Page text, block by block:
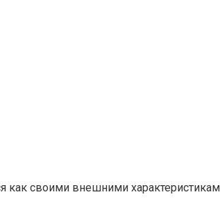
как своими внешними